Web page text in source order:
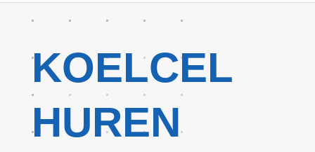
KOELCEL
HUREN